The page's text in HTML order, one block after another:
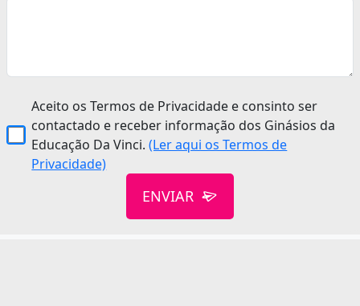
Aceito os Termos de Privacidade e consinto ser
contactado e receber informação dos Ginásios da
Educação Da Vinci.(Ler aqui os Termos de
Privacidade)
ENVIAR